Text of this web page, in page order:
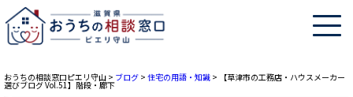
おうちの相談窓口ピエリ守山 > ブログ > 住宅の用語・知識 > 【草津市の工務店・ハウスメーカー
選びブログ Vol.51】階段・廊下